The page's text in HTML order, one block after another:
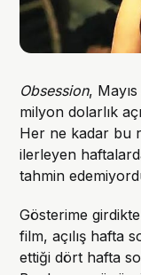
Obsession,
milyon dolarlık
Her ne kadar bu
ilerleyen
tahmin
Gösterime
film, açılış hafta
ettiği dört hafta